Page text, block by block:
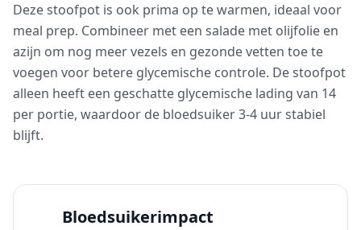
Deze stoofpot is ook prima op te warmen, ideaal voor
meal prep. Combineer met een salade met olijfolie en
azijn om nog meer vezels en gezonde vetten toe te
voegen voor betere glycemische controle. De stoofpot
alleen heeft een geschatte glycemische lading van 14
per portie, waardoor de bloedsuiker 3-4 uur stabiel
blijft.
Bloedsuikerimpact